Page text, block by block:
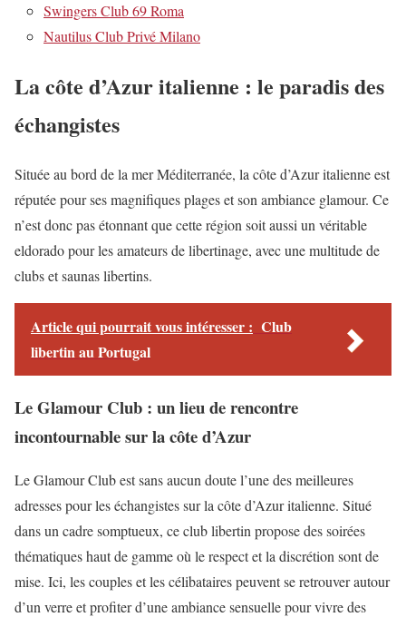
Swingers Club 69 Roma
Nautilus Club Privé Milano
La côte d’Azur italienne : le paradis des
échangistes
Située au bord de la mer Méditerranée, la côte d’Azur italienne est
réputée pour ses magnifiques plages et son ambiance glamour. Ce
n’est donc pas étonnant que cette région soit aussi un véritable
eldorado pour les amateurs de libertinage, avec une multitude de
clubs et saunas libertins.
Article qui pourrait vous intéresser : Club
libertin au Portugal
Le Glamour Club : un lieu de rencontre
incontournable sur la côte d’Azur
Le Glamour Club est sans aucun doute l’une des meilleures
adresses pour les échangistes sur la côte d’Azur italienne. Situé
dans un cadre somptueux, ce club libertin propose des soirées
thématiques haut de gamme où le respect et la discrétion sont de
mise. Ici, les couples et les célibataires peuvent se retrouver autour
d’un verre et profiter d’une ambiance sensuelle pour vivre des